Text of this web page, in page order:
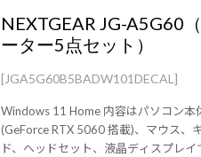
NEXTGEAR JG-A5G60
ーター5点セット）
[JGA5G60B5BADW101DECAL]
Windows 11 Home 内容はパソコン本体
(GeForce RTX 5060 搭載)、マウス、
ド、ヘッドセット、液晶ディスプレイ